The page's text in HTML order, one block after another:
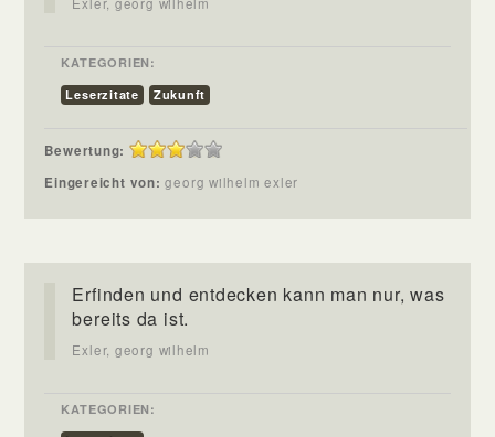
KATEGORIEN:
Leserzitate
Zukunft
Bewertung:
Eingereicht von:georg wilhelm exler
Erfinden und entdecken kann man nur, was
bereits da ist.
Exler, georg wilhelm
KATEGORIEN: